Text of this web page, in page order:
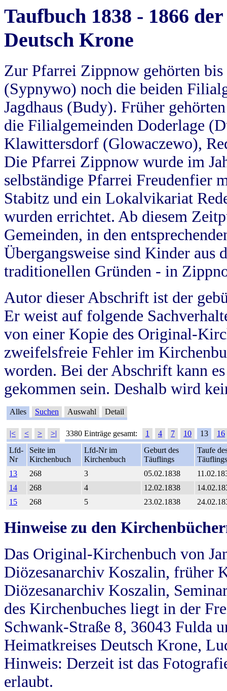
Taufbuch 1838 - 1866
Deutsch Krone
Zur Pfarrei Zippnow gehörten
(Sypnywo) noch die beiden
Jagdhaus (Budy). Früher
die Filialgemeinden Doderlage
Klawittersdorf (Glowaczewo),
Die Pfarrei Zippnow wurde im
selbständige Pfarrei Freudenfier
Stabitz und ein Lokalvikariat
wurden errichtet. Ab diesem
Gemeinden, in den
Übergangsweise sind Kinder aus
traditionellen Gründen - in
Autor dieser Abschrift ist der
Er weist auf folgende
von einer Kopie des Original-
zweifelsfreie Fehler im
worden. Bei der Abschrift kann
gekommen sein. Deshalb wird
Alles Suchen Auswahl Detail
|< < > >| 3380 Einträge gesamt: 1 4 7 10 13
16
Lfd-
Nr
Seite im
Kirchenbuch
Lfd-Nr im
Kirchenbuch
Geburt des
Täuflings
Taufe
Täuflings
13
268 3 05.02.1838
14
268 4 12.02.1838
15
268 5 23.02.1838
Hinweise zu den
Das Original-Kirchenbuch von
Diözesanarchiv Koszalin, früher
Diözesanarchiv Koszalin,
des Kirchenbuches liegt in der
Schwank-Straße 8, 36043 Fulda
Heimatkreises Deutsch Krone,
Hinweis: Derzeit ist das
erlaubt.